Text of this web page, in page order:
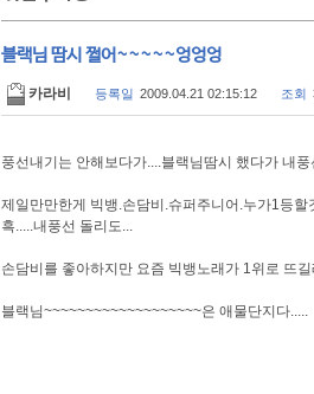
블랙님 땀시 쩔어~~~~~엉엉엉
카라비 등록일 2009.04.21 02:15:12 조회
풍선내기는 안해보다가....블랙님땀시 했다가 내
제일만만한게 빅뱅.손담비.슈퍼주니어.누가1등
흑.....내풍선 돌리도...
손담비를 좋아하지만 요즘 빅뱅노래가 1위로 뜨
블랙님~~~~~~~~~~~~~~~~~~~은 애물단지다.....